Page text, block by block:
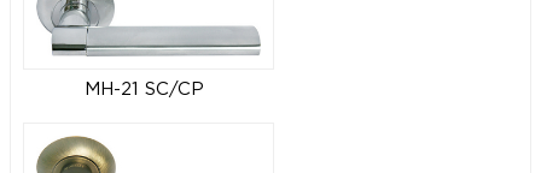
MH-21 SC/CP